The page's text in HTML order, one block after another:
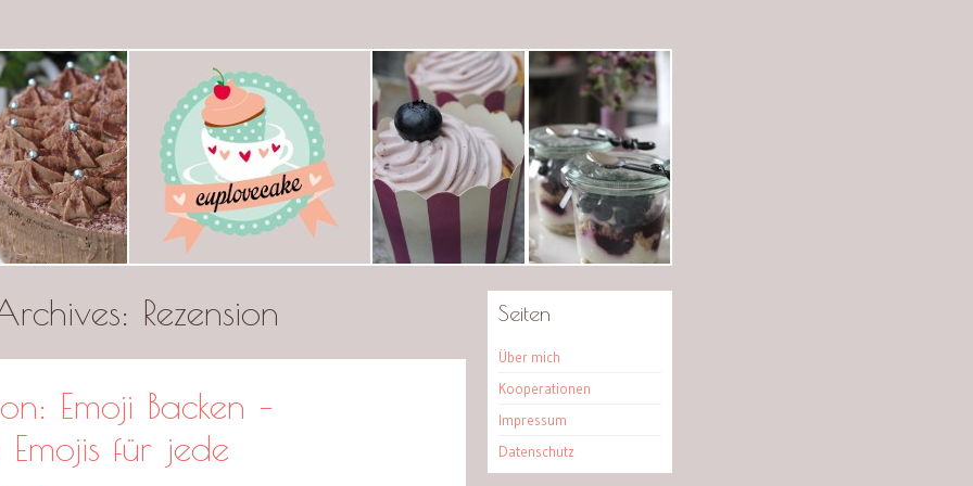
Rezension
Emoji Backen –
Emojis für jede
Seiten
Über mich
Kooperationen
Impressum
Datenschutz